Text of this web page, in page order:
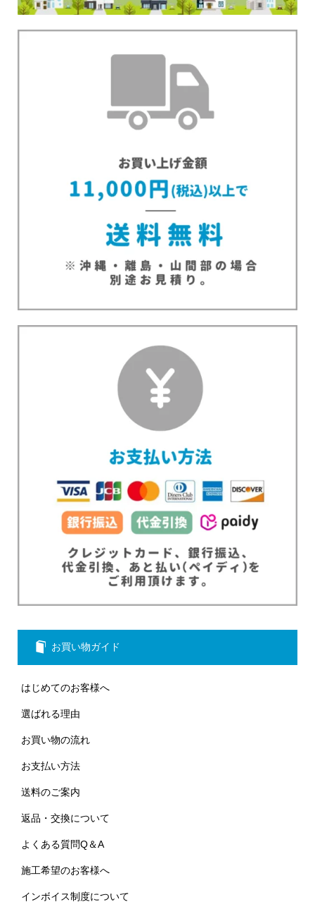
お買い物ガイド
はじめてのお客様へ
選ばれる理由
お買い物の流れ
お支払い方法
送料のご案内
返品・交換について
よくある質問Q＆A
施工希望のお客様へ
インボイス制度について